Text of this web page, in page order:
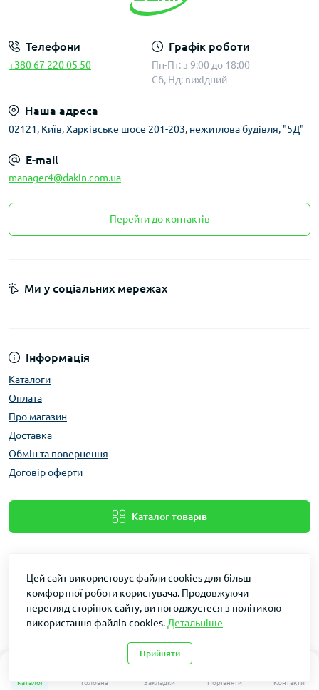
Каталог Головна Закладки
0
Порівняти Контакти
Телефони
+380 67 220 05 50
Графік роботи
Пн-Пт: з 9:00 до 18:00
Сб, Нд: вихідний
Наша адреса
02121, Київ, Харківське шосе 201-203, нежитлова будівля, "5Д"
E-mail
manager4@dakin.com.ua
Перейти до контактів
Інформація
Каталоги
Оплата
Про магазин
Доставка
Обмін та повернення
Договір оферти
Каталог товарів
Ми у соціальних мережах
Dakin © 2026
Цей сайт використовує файли cookies для більш
комфортної роботи користувача. Продовжуючи
перегляд сторінок сайту, ви погоджуєтеся з політикою
використання файлів cookies. Детальніше
Прийняти